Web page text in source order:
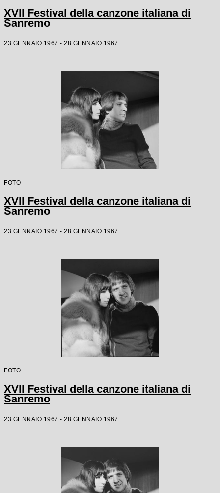
XVII Festival della canzone italiana di
Sanremo
23 GENNAIO 1967 - 28 GENNAIO 1967
FOTO
XVII Festival della canzone italiana di
Sanremo
23 GENNAIO 1967 - 28 GENNAIO 1967
FOTO
XVII Festival della canzone italiana di
Sanremo
23 GENNAIO 1967 - 28 GENNAIO 1967